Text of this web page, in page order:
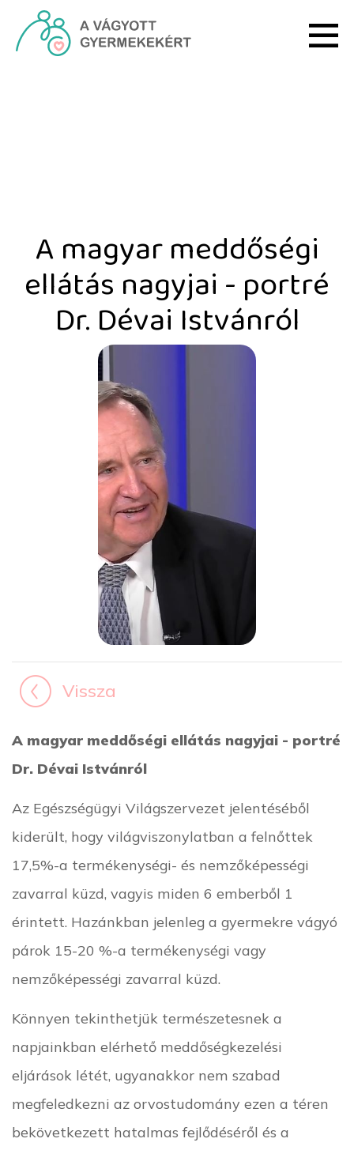
Ugrás a fő tartalomhoz
A magyar meddőségi
ellátás nagyjai - portré
Dr. Dévai Istvánról
Vissza
A magyar meddőségi ellátás nagyjai - portré
Dr. Dévai Istvánról
Az Egészségügyi Világszervezet jelentéséből
kiderült, hogy világviszonylatban a felnőttek
17,5%-a termékenységi- és nemzőképességi
zavarral küzd, vagyis miden 6 emberből 1
érintett. Hazánkban jelenleg a gyermekre vágyó
párok 15-20 %-a termékenységi vagy
nemzőképességi zavarral küzd.
Könnyen tekinthetjük természetesnek a
napjainkban elérhető meddőségkezelési
eljárások létét, ugyanakkor nem szabad
megfeledkezni az orvostudomány ezen a téren
bekövetkezett hatalmas fejlődéséről és a